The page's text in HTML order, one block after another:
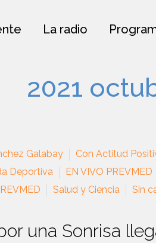
La radio
2021
Galabay Con Actitud
Deportiva
EN VIVO PREVMED
Salud y Ciencia Sin
una Sonrisa